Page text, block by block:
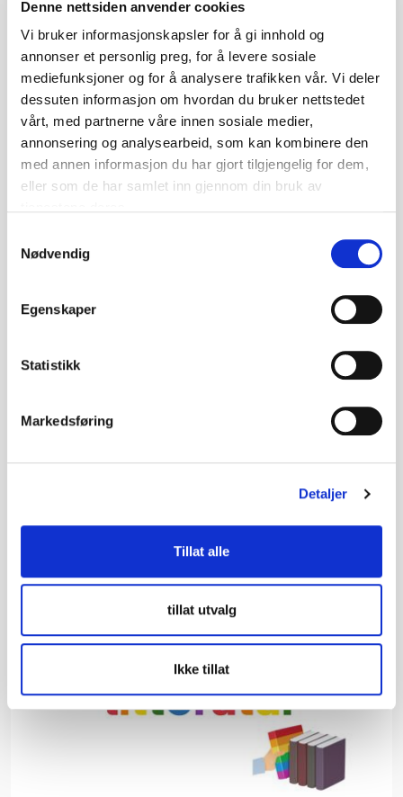
Denne nettsiden anvender cookies
Vi bruker informasjonskapsler for å gi innhold og
annonser et personlig preg, for å levere sosiale
mediefunksjoner og for å analysere trafikken vår. Vi deler
dessuten informasjon om hvordan du bruker nettstedet
vårt, med partnerne våre innen sosiale medier,
annonsering og analysearbeid, som kan kombinere den
med annen informasjon du har gjort tilgjengelig for dem,
eller som de har samlet inn gjennom din bruk av
Nødvendig
Egenskaper
Statistikk
Markedsføring
Detaljer
Tillat alle
tillat utvalg
Ikke tillat
Fleire boktips
Nils non grata
ein sår, men herleg absurd og morosam
altfor hardt å passe inn.